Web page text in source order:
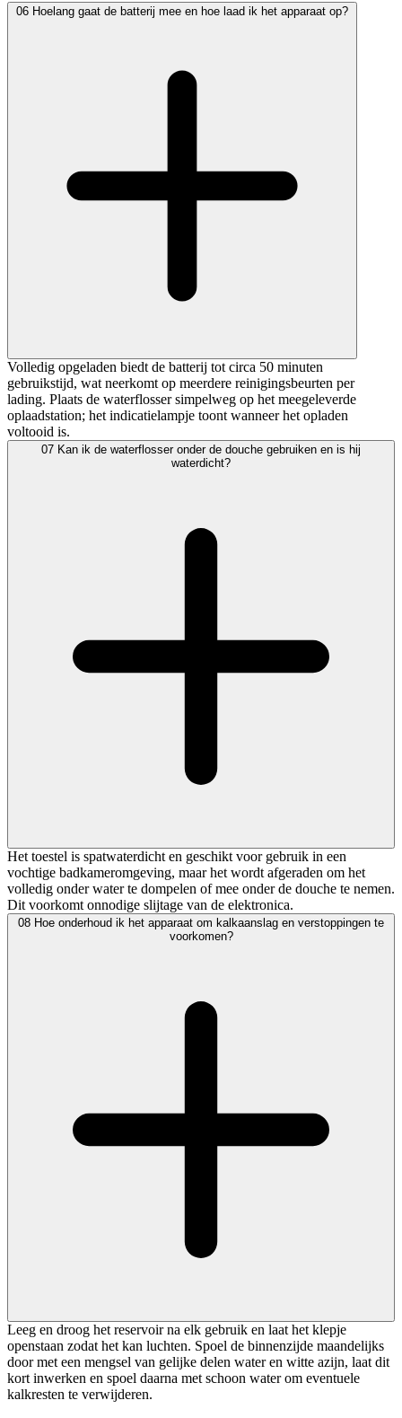
06 Hoelang gaat de batterij mee en hoe laad ik het apparaat op?
Volledig opgeladen biedt de batterij tot circa 50 minuten
gebruikstijd, wat neerkomt op meerdere reinigingsbeurten per
lading. Plaats de waterflosser simpelweg op het meegeleverde
oplaadstation; het indicatielampje toont wanneer het opladen
voltooid is.
07 Kan ik de waterflosser onder de douche gebruiken en is hij
waterdicht?
Het toestel is spatwaterdicht en geschikt voor gebruik in een
vochtige badkameromgeving, maar het wordt afgeraden om het
volledig onder water te dompelen of mee onder de douche te nemen.
Dit voorkomt onnodige slijtage van de elektronica.
08 Hoe onderhoud ik het apparaat om kalkaanslag en verstoppingen te
voorkomen?
Leeg en droog het reservoir na elk gebruik en laat het klepje
openstaan zodat het kan luchten. Spoel de binnenzijde maandelijks
door met een mengsel van gelijke delen water en witte azijn, laat dit
kort inwerken en spoel daarna met schoon water om eventuele
kalkresten te verwijderen.